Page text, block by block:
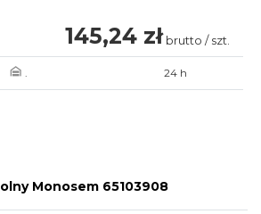
145,24 zł brutto / szt.
. 24 h
Monosem 65103908